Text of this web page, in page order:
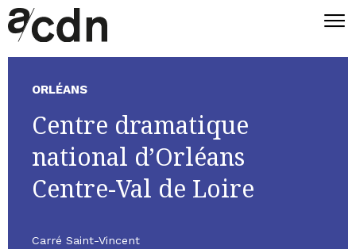
ORLÉANS
Centre dramatique
national d’Orléans
Centre-Val de Loire
Carré Saint-Vincent